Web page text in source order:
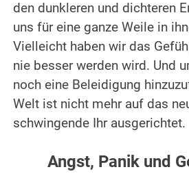
den dunkleren und dichteren
uns für eine ganze Weile in
Vielleicht haben wir das
nie besser werden wird. Und
noch eine Beleidigung
Welt ist nicht mehr auf das
schwingende Ihr ausgerichtet.
Angst, Panik und